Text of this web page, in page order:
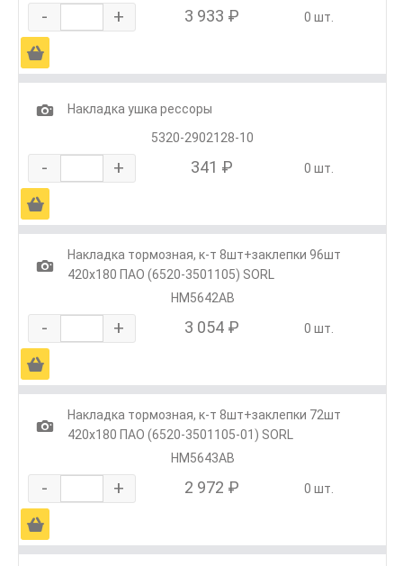
- + 3 933 ₽ 0 шт.
Ä
1
Накладка ушка рессоры
5320-2902128-10
- + 341 ₽ 0 шт.
Ä
1
Накладка тормозная, к-т 8шт+заклепки 96шт
420х180 ПАО (6520-3501105) SORL
HM5642AB
- + 3 054 ₽ 0 шт.
Ä
1
Накладка тормозная, к-т 8шт+заклепки 72шт
420х180 ПАО (6520-3501105-01) SORL
HM5643AB
- + 2 972 ₽ 0 шт.
Ä